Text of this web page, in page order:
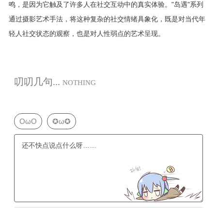
鸣，是因为它触及了许多人在社交互动中的真实体验。"岛遇"系列
通过摄影艺术手法，将这种复杂的社交情绪具象化，既是对当代年
轻人社交状态的观察，也是对人性弱点的艺术呈现。
叨叨几句... NOTHING
OωO ✪ω✪